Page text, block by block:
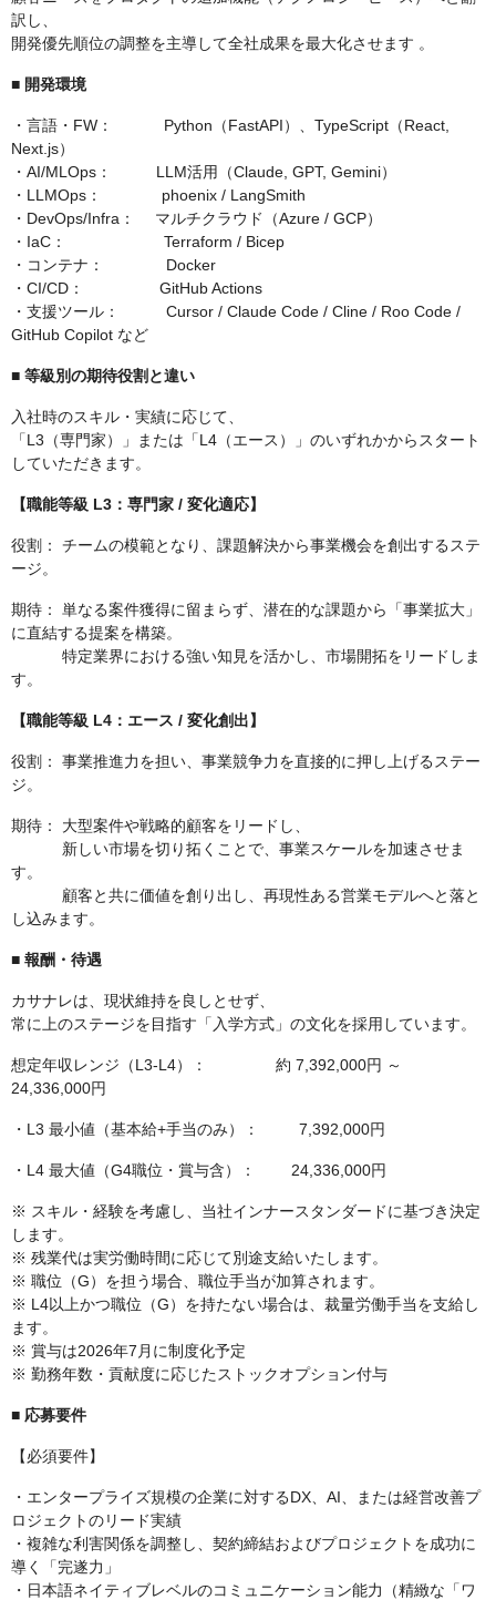
訳し、
開発優先順位の調整を主導して全社成果を最大化させます 。
■ 開発環境
・言語・FW： Python（FastAPI）、TypeScript（React,
Next.js）
・AI/MLOps： LLM活用（Claude, GPT, Gemini）
・LLMOps： phoenix / LangSmith
・DevOps/Infra： マルチクラウド（Azure / GCP）
・IaC： Terraform / Bicep
・コンテナ： Docker
・CI/CD： GitHub Actions
・支援ツール： Cursor / Claude Code / Cline / Roo Code /
GitHub Copilot など
■ 等級別の期待役割と違い
入社時のスキル・実績に応じて、
「L3（専門家）」または「L4（エース）」のいずれかからスタート
していただきます。
【職能等級 L3：専門家 / 変化適応】
役割： チームの模範となり、課題解決から事業機会を創出するステ
ージ。
期待： 単なる案件獲得に留まらず、潜在的な課題から「事業拡大」
に直結する提案を構築。
特定業界における強い知見を活かし、市場開拓をリードしま
す。
【職能等級 L4：エース / 変化創出】
役割： 事業推進力を担い、事業競争力を直接的に押し上げるステー
ジ。
期待： 大型案件や戦略的顧客をリードし、
新しい市場を切り拓くことで、事業スケールを加速させま
す。
顧客と共に価値を創り出し、再現性ある営業モデルへと落と
し込みます。
■ 報酬・待遇
カサナレは、現状維持を良しとせず、
常に上のステージを目指す「入学方式」の文化を採用しています。
想定年収レンジ（L3-L4）： 約 7,392,000円 ～
24,336,000円
・L3 最小値（基本給+手当のみ）： 7,392,000円
・L4 最大値（G4職位・賞与含）： 24,336,000円
※ スキル・経験を考慮し、当社インナースタンダードに基づき決定
します。
※ 残業代は実労働時間に応じて別途支給いたします。
※ 職位（G）を担う場合、職位手当が加算されます。
※ L4以上かつ職位（G）を持たない場合は、裁量労働手当を支給し
ます。
※ 賞与は2026年7月に制度化予定
※ 勤務年数・貢献度に応じたストックオプション付与
■ 応募要件
【必須要件】
・エンタープライズ規模の企業に対するDX、AI、または経営改善プ
ロジェクトのリード実績
・複雑な利害関係を調整し、契約締結およびプロジェクトを成功に
導く「完遂力」
・日本語ネイティブレベルのコミュニケーション能力（精緻な「ワ